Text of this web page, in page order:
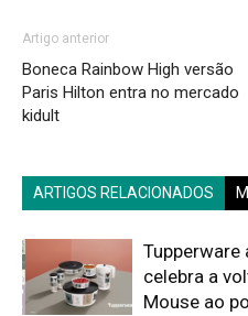
Artigo anterior
Boneca Rainbow High versão
Paris Hilton entra no mercado
kidult
ARTIGOS RELACIONADOS
Tupperware
celebra a
Mouse ao